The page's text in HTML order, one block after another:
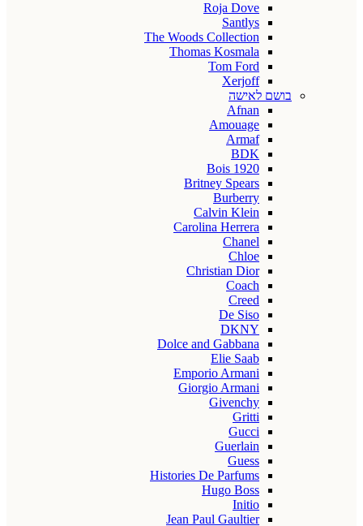
Roja Dove
Santlys
The Woods Collection
Thomas Kosmala
Tom Ford
Xerjoff
בושם לאישה
Afnan
Amouage
Armaf
BDK
Bois 1920
Britney Spears
Burberry
Calvin Klein
Carolina Herrera
Chanel
Chloe
Christian Dior
Coach
Creed
De Siso
DKNY
Dolce and Gabbana
Elie Saab
Emporio Armani
Giorgio Armani
Givenchy
Gritti
Gucci
Guerlain
Guess
Histories De Parfums
Hugo Boss
Initio
Jean Paul Gaultier